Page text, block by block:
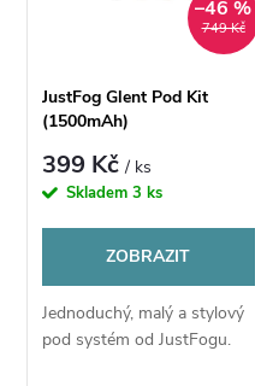
í
p
r
d
s
p
r
o
d
749 Kč
–46 %
JustFog Glent Pod Kit
(1500mAh)
399 Kč/ ks
Skladem3 ks
ZOBRAZIT
Jednoduchý, malý a stylový
pod systém od JustFogu.